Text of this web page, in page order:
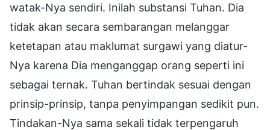
watak-Nya sendiri. Inilah substansi Tuhan. Dia
tidak akan secara sembarangan melanggar
ketetapan atau maklumat surgawi yang diatur-
Nya karena Dia menganggap orang seperti ini
sebagai ternak. Tuhan bertindak sesuai dengan
prinsip-prinsip, tanpa penyimpangan sedikit pun.
Tindakan-Nya sama sekali tidak terpengaruh